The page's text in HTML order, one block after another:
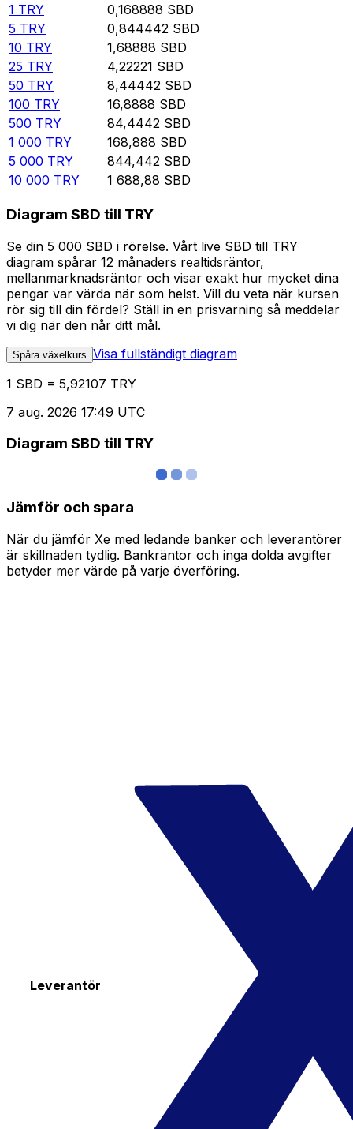
1 TRY 0,168888 SBD
5 TRY 0,844442 SBD
10 TRY 1,68888 SBD
25 TRY 4,22221 SBD
50 TRY 8,44442 SBD
100 TRY 16,8888 SBD
500 TRY 84,4442 SBD
1 000 TRY 168,888 SBD
5 000 TRY 844,442 SBD
10 000 TRY 1 688,88 SBD
Diagram SBD till TRY
Se din 5 000 SBD i rörelse. Vårt live SBD till TRY
diagram spårar 12 månaders realtidsräntor,
mellanmarknadsräntor och visar exakt hur mycket dina
pengar var värda när som helst. Vill du veta när kursen
rör sig till din fördel? Ställ in en prisvarning så meddelar
vi dig när den når ditt mål.
Spåra växelkurs Visa fullständigt diagram
1 SBD = 5,92107 TRY
7 aug. 2026 17:49 UTC
Diagram SBD till TRY
Jämför och spara
När du jämför Xe med ledande banker och leverantörer
är skillnaden tydlig. Bankräntor och inga dolda avgifter
betyder mer värde på varje överföring.
Leverantör